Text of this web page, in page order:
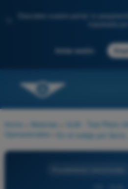
Descubre nuestro portal: tu
Iniciar sesión
Home Materias ULM - Test Piloto
Operacionales